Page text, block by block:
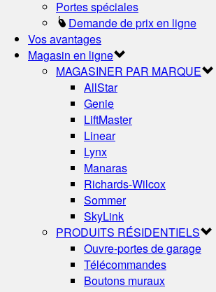
Portes spéciales
Demande de prix en ligne
Vos avantages
Magasin en ligne
MAGASINER PAR MARQUE
AllStar
Genie
LiftMaster
Linear
Lynx
Manaras
Richards-Wilcox
Sommer
SkyLink
PRODUITS RÉSIDENTIELS
Ouvre-portes de garage
Télécommandes
Boutons muraux